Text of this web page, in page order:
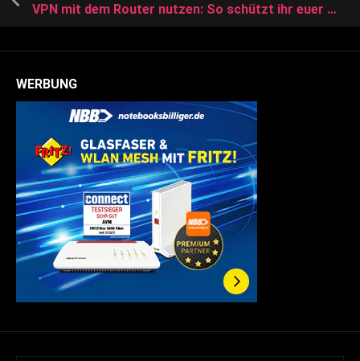
VPN mit dem Router nutzen: So schützt ihr euer Heimnetzwerk mit allen Geräten
WERBUNG